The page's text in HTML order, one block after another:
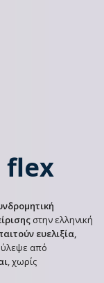
flex
στην ελληνική
ευελιξία,
από
, χωρίς